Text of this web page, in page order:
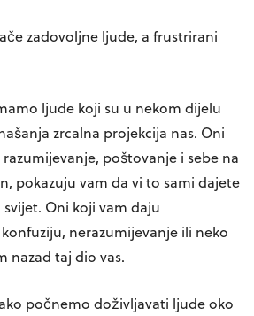
zadovoljne ljude, a frustrirani
ljude koji su u nekom dijelu
zrcalna projekcija nas. Oni
poštovanje i sebe na
pokazuju vam da vi to sami dajete
Oni koji vam daju
nerazumijevanje ili neko
nazad taj dio vas.
počnemo doživljavati ljude oko